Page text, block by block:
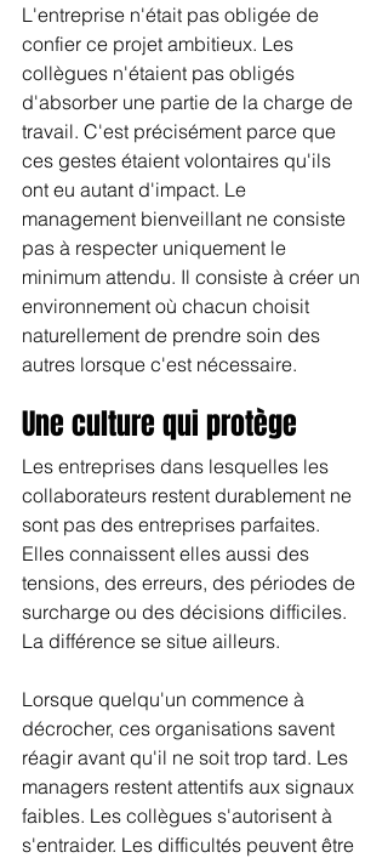
L'entreprise n'était pas obligée de
confier ce projet ambitieux. Les
collègues n'étaient pas obligés
d'absorber une partie de la charge de
travail. C'est précisément parce que
ces gestes étaient volontaires qu'ils
ont eu autant d'impact. Le
management bienveillant ne consiste
pas à respecter uniquement le
minimum attendu. Il consiste à créer un
environnement où chacun choisit
naturellement de prendre soin des
autres lorsque c'est nécessaire.
Une culture qui protège
Les entreprises dans lesquelles les
collaborateurs restent durablement ne
sont pas des entreprises parfaites.
Elles connaissent elles aussi des
tensions, des erreurs, des périodes de
surcharge ou des décisions difficiles.
La différence se situe ailleurs.
Lorsque quelqu'un commence à
décrocher, ces organisations savent
réagir avant qu'il ne soit trop tard. Les
managers restent attentifs aux signaux
faibles. Les collègues s'autorisent à
s'entraider. Les difficultés peuvent être